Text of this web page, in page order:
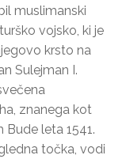
muslimanski
vojsko, ki je
krsto na
Sulejman I.
znanega kot
leta 1541.
točka, vodi